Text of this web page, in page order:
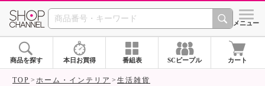
SHOP CHANNEL シメニュー
商品を探す 本日お買得 番組表 SCピープル カート
TOP ホーム・インテリア 生活雑貨